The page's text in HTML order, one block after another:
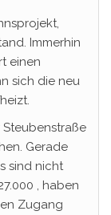
Immerhin
einen
sich die neu
Steubenstraße
Gerade
sind nicht
, haben
Zugang